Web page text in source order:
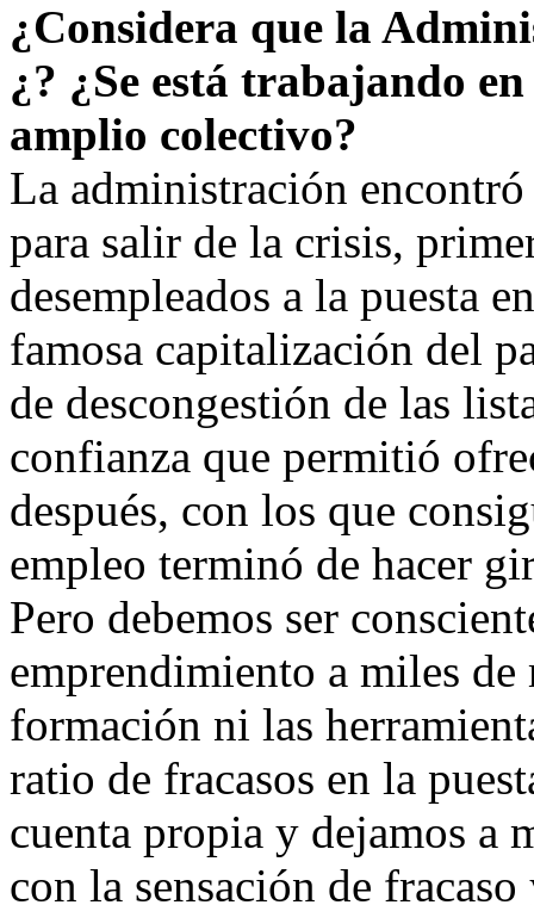
¿Considera que la
¿? ¿Se está trabajando
amplio colectivo?
La administración
para salir de la crisis,
desempleados a la puesta
famosa capitalización del
de descongestión de las
confianza que permitió
después, con los que
empleo terminó de hacer
Pero debemos ser
emprendimiento a miles de
formación ni las
ratio de fracasos en la
cuenta propia y dejamos a
con la sensación de